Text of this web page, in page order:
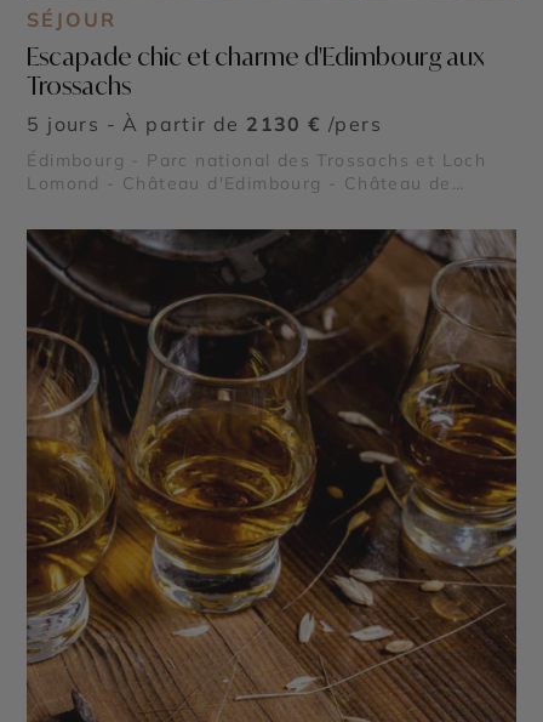
SÉJOUR
Escapade chic et charme d'Edimbourg aux
Trossachs
5 jours - À partir de 2130 € /pers
Édimbourg - Parc national des Trossachs et Loch
Lomond - Château d'Edimbourg - Château de